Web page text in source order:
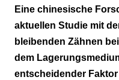
Viel weniger
Replantation
nach Avulsion
Eine chinesische
aktuellen Studie mit
bleibenden Zähnen
dem
entscheidender